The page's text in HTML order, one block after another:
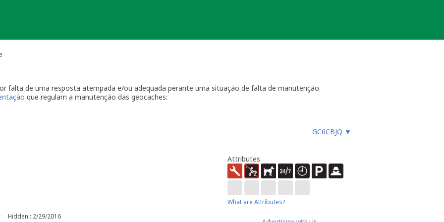
falta de uma resposta atempada e/ou adequada perante uma situação de falta de manutenção.
que regulam a manutenção das geocaches:
com a geocache (desaparecimento, estrago, humidade/infiltrações, etc.), ou faz um registo
temporariamente a sua geocache para que os outros saibam que não devem procurar a
o problema. É-lhe concedido um período razoável de tempo -
sua geocache. Se a geocache não estiver a receber a manutenção necessária ou estiver
um longo período de tempo, poderemos arquivar a página da geocache.
por favor recolha-o a fim de evitar que se torne lixo (geolitter).
de manutenção a sua geocache não poderá ser desarquivada. Caso submeta uma nova será tido em
GC6CBJQ ▼
Hidden : 2/29/2016
Attributes
What are Attributes?